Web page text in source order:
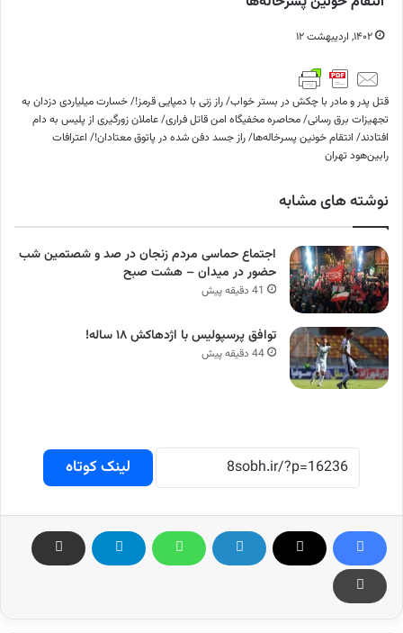
۱۴۰۲, اردیبهشت ۱۲
قتل پدر و مادر با چکش در بستر خواب/ راز زنی با دمپایی قرمز!/ خسارت میلیاردی دزدان به
تجهیزات برق رسانی/ محاصره مخفیگاه امن قاتل فراری/ عاملان زورگیری از پلیس به دام
افتادند/ انتقام خونین پسرخاله‌ها/ راز جسد دفن شده در پاتوق معتادان!/ اعترافات
رابین‌هود تهران
نوشته های مشابه
اجتماع حماسی مردم زنجان در صد و شصتمین شب
حضور در میدان – هشت صبح
41 دقیقه پیش
توافق پرسپولیس با اژدهاکش ۱۸ ساله!
44 دقیقه پیش
لینک کوتاه